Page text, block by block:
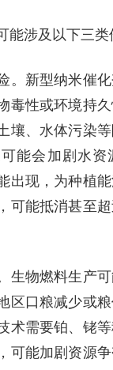
能涉及以下三类
。新型纳米催
毒性或环境持
壤、水体污染
能会加剧水资
出现，为种植
可能抵消甚至
生物燃料生产
区口粮减少或
术需要铂、铑
可能加剧资源